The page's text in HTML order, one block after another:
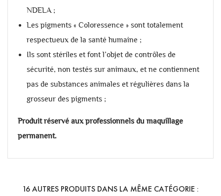
NDELA ;
Les pigments « Coloressence » sont totalement
respectueux de la santé humaine ;
Ils sont stériles et font l’objet de contrôles de
sécurité, non testés sur animaux, et ne contiennent
pas de substances animales et régulières dans la
grosseur des pigments ;
Produit réservé aux professionnels du maquillage
permanent.
16 AUTRES PRODUITS DANS LA MÊME CATÉGORIE :